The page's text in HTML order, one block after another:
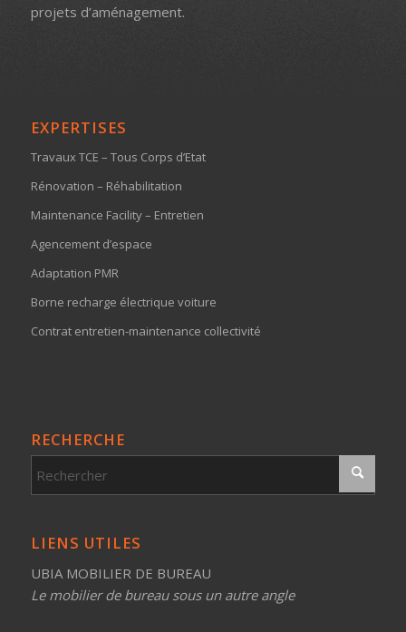
projets d’aménagement.
EXPERTISES
Travaux TCE – Tous Corps d’Etat
Rénovation – Réhabilitation
Maintenance Facility – Entretien
Agencement d’espace
Adaptation PMR
Borne recharge électrique voiture
Contrat entretien-maintenance collectivité
RECHERCHE
LIENS UTILES
UBIA MOBILIER DE BUREAU
Le mobilier de bureau sous un autre angle